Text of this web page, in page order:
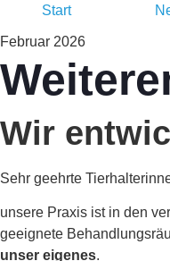
Start
Februar 2026
Wir
Sehr geehrte
unsere Praxis ist in den
geeignete
unser eigenes.